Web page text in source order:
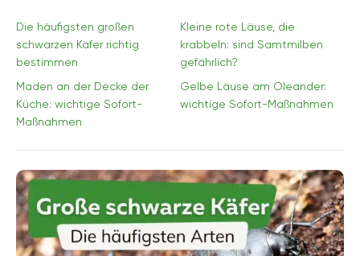
Die häufigsten großen
schwarzen Käfer richtig
bestimmen
Kleine rote Läuse, die
krabbeln: sind Samtmilben
gefährlich?
Maden an der Decke der
Küche: wichtige Sofort-
Maßnahmen
Gelbe Läuse am Oleander:
wichtige Sofort-Maßnahmen